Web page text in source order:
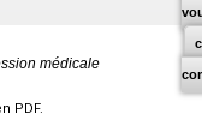
médicale
PDF.